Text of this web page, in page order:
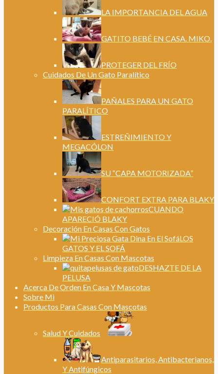
LA IMPORTANCIA DEL AGUA
GATITO BEBÉ EN CASA. MIKO.
PROTEGER DEL FRÍO
Cuidados De Un Gato Paralítico
PAÑALES PARA UN GATO
PARALÍTICO
ESTREÑIMIENTO Y
MEGACÓLON
SU “CAPA MOTORIZADA”
CONFORT EXTRA PARA BLAKY
CUANDO
APARECIÓ BLAKY
Decoración En Casas Con Gatos
LOS
GATOS Y EL SOFÁ
Limpieza En Casas Con Mascotas
DESHAZTE DE LA
PELUSA
Acerca De Orden En Casa Y Mascotas
Sobre Mi
Productos Para Casas Con Mascotas
Salud Y Cuidados
Antiparasitarios, Antibacterianos,
Y Antifúngicos